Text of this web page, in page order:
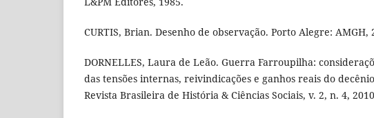
CURTIS, Brian. Desenho de observação. Porto Alegre: AMGH,
DORNELLES, Laura de Leão. Guerra Farroupilha:
das tensões internas, reivindicações e ganhos reais do
Revista Brasileira de História & Ciências Sociais, v. 2, n. 4,